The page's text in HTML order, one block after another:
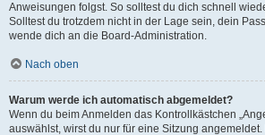
Anweisungen folgst. So solltest du dich schnell
Solltest du trotzdem nicht in der Lage sein, dein
wende dich an die Board-Administration.
Nach oben
Warum werde ich automatisch abgemeldet?
Wenn du beim Anmelden das Kontrollkästchen
auswählst, wirst du nur für eine Sitzung